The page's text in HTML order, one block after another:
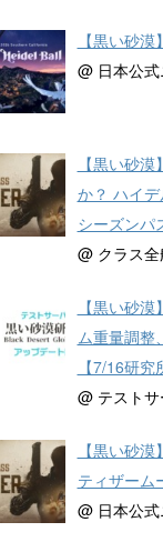
【黒い砂
@ 日本公
【黒い砂
か？ ハイデ
シーズンパ
@ クラス全
【黒い砂
ム重量調整
【7/16研究
@ テスト
【黒い砂
ティザーム
@ 日本公